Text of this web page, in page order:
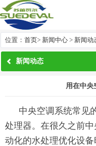
位置： 首页> 新闻中心 > 新闻动
新闻动态
用在中央
中央空调系统常见
处理器。在很久之前
动化的水处理优化设